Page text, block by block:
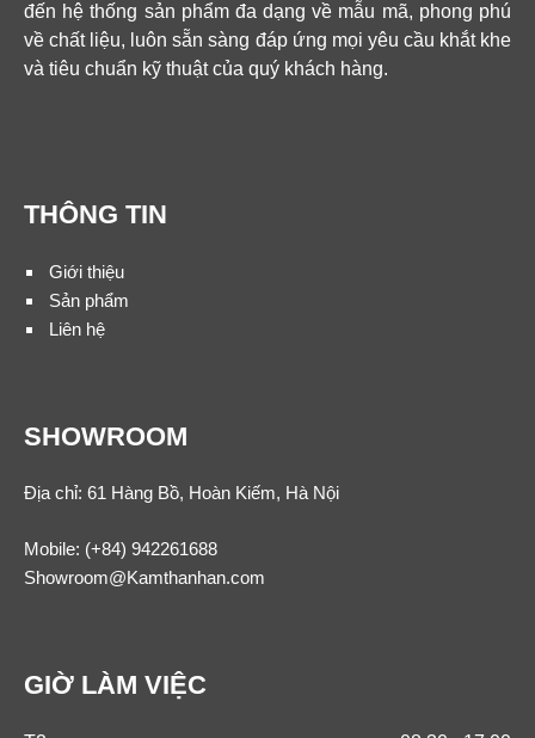
đến hệ thống sản phẩm đa dạng về mẫu mã, phong phú
về chất liệu, luôn sẵn sàng đáp ứng mọi yêu cầu khắt khe
và tiêu chuẩn kỹ thuật của quý khách hàng.
THÔNG TIN
Giới thiệu
Sản phẩm
Liên hệ
SHOWROOM
Địa chỉ: 61 Hàng Bồ, Hoàn Kiếm, Hà Nội
Mobile: (+84) 942261688
Showroom@Kamthanhan.com
GIỜ LÀM VIỆC